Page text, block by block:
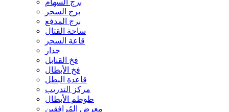
برج السهام
برج السحر
برج المدفع
ساحة القتال
قاعة السحر
جدار
فخ القنابل
فخ الأبطال
قاعدة البطل
مركز التدريب
طوطم الأبطال
معرض المُرافقين